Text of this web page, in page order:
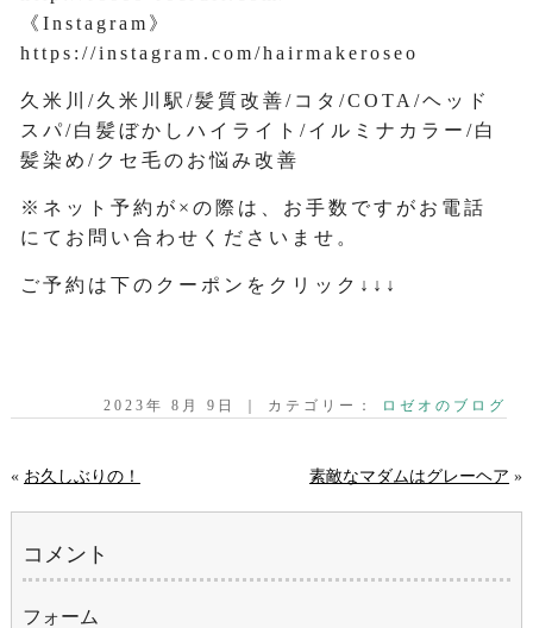
《Instagram》
https://instagram.com/hairmakeroseo
久米川/久米川駅/髪質改善/コタ/COTA/ヘッド
スパ/白髪ぼかしハイライト/イルミナカラー/白
髪染め/クセ毛のお悩み改善
※ネット予約が×の際は、お手数ですがお電話
にてお問い合わせくださいませ。
ご予約は下のクーポンをクリック↓↓↓
2023年 8月 9日 ｜ カテゴリー： ロゼオのブログ
« お久しぶりの！ 素敵なマダムはグレーヘア »
コメント
フォーム